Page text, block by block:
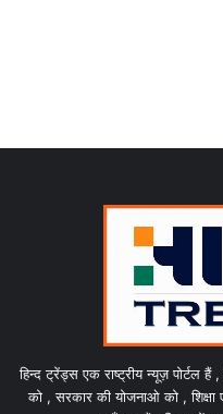
हिन्द ट्रेंड्स एक राष्ट्रीय न्यूज़ पोर्टल
को , सरकार की योजनाओ को ,